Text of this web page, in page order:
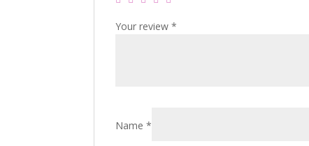
Your review*
Name*